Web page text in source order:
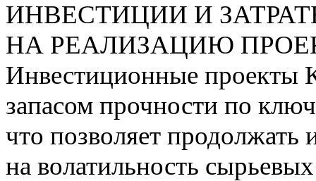
ИНВЕСТИЦИИ И
НА РЕАЛИЗАЦИЮ
Инвестиционные проекты
запасом прочности по
что позволяет продолжать
на волатильность